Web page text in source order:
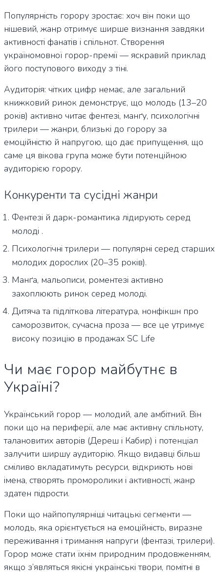
Популярність горору зростає: хоч він поки що
нішевий, жанр отримує ширше визнання завдяки
активності фанатів і спільнот. Створення
україномовної горор-премії — яскравий приклад
його поступового виходу з тіні.
Аудиторія: чітких цифр немає, але загальний
книжковий ринок демонструє, що молодь (13–20
років) активно читає фентезі, манґу, психологічні
трилери — жанри, близькі до горору за
емоційністю й напругою, що дає припущення, що
саме ця вікова група може бути потенційною
аудиторією горору.
Конкуренти та сусідні жанри
Фентезі й дарк-романтика лідирують серед
молоді .
Психологічні трилери — популярні серед старших
молодих дорослих (20–35 років).
Манґа, мальописи, роментезі активно
захоплюють ринок серед молоді.
Дитяча та підліткова література, нонфікшн про
саморозвиток, сучасна проза — все це утримує
високу позицію в продажах SC Life
Чи має горор майбутнє в
Україні?
Український горор — молодий, але амбітний. Він
поки що на периферії, але має активну спільноту,
талановитих авторів (Дереш і Кабир) і потенціал
залучити ширшу аудиторію. Якщо видавці більш
сміливо вкладатимуть ресурси, відкриють нові
імена, створять проморолики і активності, жанр
здатен підрости.
Поки що найпопулярніші читацькі сегменти —
молодь, яка орієнтується на емоційність, виразне
переживання і тримання напруги (фентазі, трилери).
Горор може стати їхнім природним продовженням,
якщо з’являться якісні українські твори, помітні в